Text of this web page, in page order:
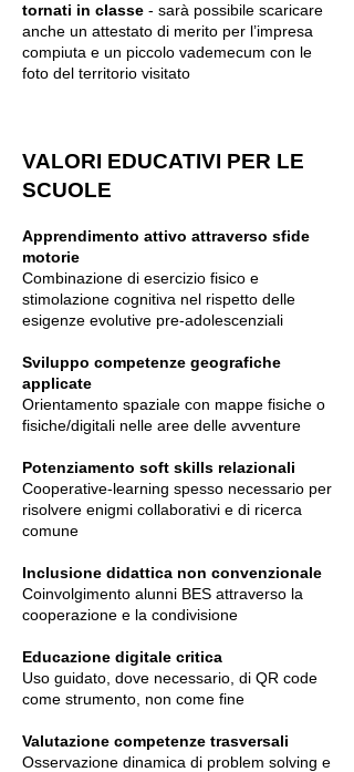
tornati in classe - sarà possibile scaricare
anche un attestato di merito per l’impresa
compiuta e un piccolo vademecum con le
foto del territorio visitato
VALORI EDUCATIVI PER LE
SCUOLE
Apprendimento attivo attraverso sfide
motorie
Combinazione di esercizio fisico e
stimolazione cognitiva nel rispetto delle
esigenze evolutive pre-adolescenziali
Sviluppo competenze geografiche
applicate
Orientamento spaziale con mappe fisiche o
fisiche/digitali nelle aree delle avventure
Potenziamento soft skills relazionali
Cooperative-learning spesso necessario per
risolvere enigmi collaborativi e di ricerca
comune
Inclusione didattica non convenzionale
Coinvolgimento alunni BES attraverso la
cooperazione e la condivisione
Educazione digitale critica
Uso guidato, dove necessario, di QR code
come strumento, non come fine
Valutazione competenze trasversali
Osservazione dinamica di problem solving e